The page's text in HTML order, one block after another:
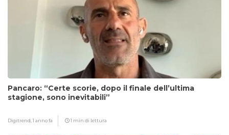
Pancaro: “Certe scorie, dopo il finale dell’ultima
stagione, sono inevitabili”
Digitrend,1 anno fa 1 min di lettura